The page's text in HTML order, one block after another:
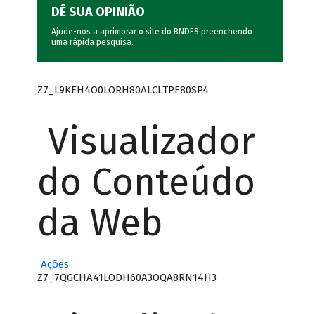
DÊ SUA OPINIÃO
Ajude-nos a aprimorar o site do BNDES preenchendo
uma rápida pesquisa.
Z7_L9KEH4O0LORH80ALCLTPF80SP4
Visualizador
do Conteúdo
da Web
Ações
Z7_7QGCHA41LODH60A3OQA8RN14H3